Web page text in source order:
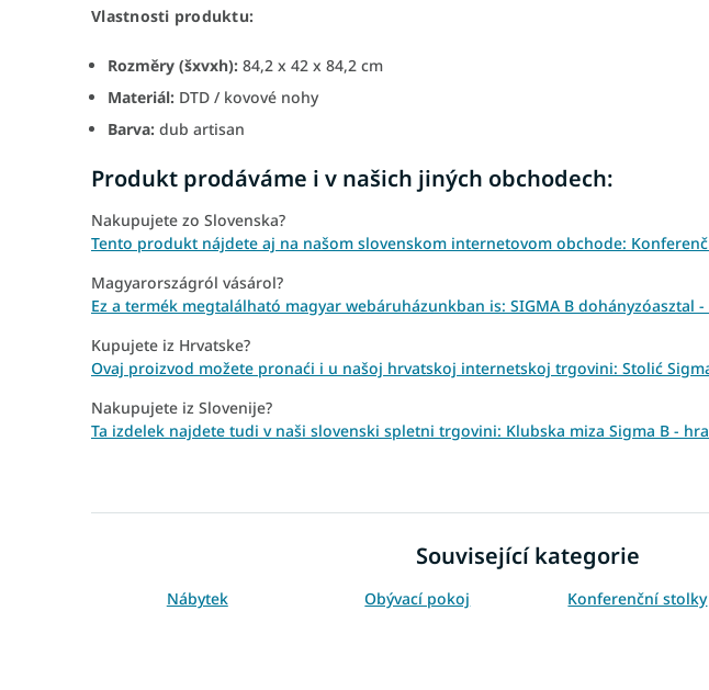
Vlastnosti produktu:
Rozměry (šxvxh): 84,2 x 42 x 84,2 cm
Materiál: DTD / kovové nohy
Barva: dub artisan
Produkt prodáváme i v našich jiných obchodech:
Nakupujete zo Slovenska?
Tento produkt nájdete aj na našom slovenskom internetovom obchode:
Magyarországról vásárol?
Ez a termék megtalálható magyar webáruházunkban is: SIGMA B dohányzóasztal
Kupujete iz Hrvatske?
Ovaj proizvod možete pronaći i u našoj hrvatskoj internetskoj trgovini: Stolić
Nakupujete iz Slovenije?
Ta izdelek najdete tudi v naši slovenski spletni trgovini: Klubska miza Sigma B -
Související kategorie
Nábytek Obývací pokoj Konferenční stolky